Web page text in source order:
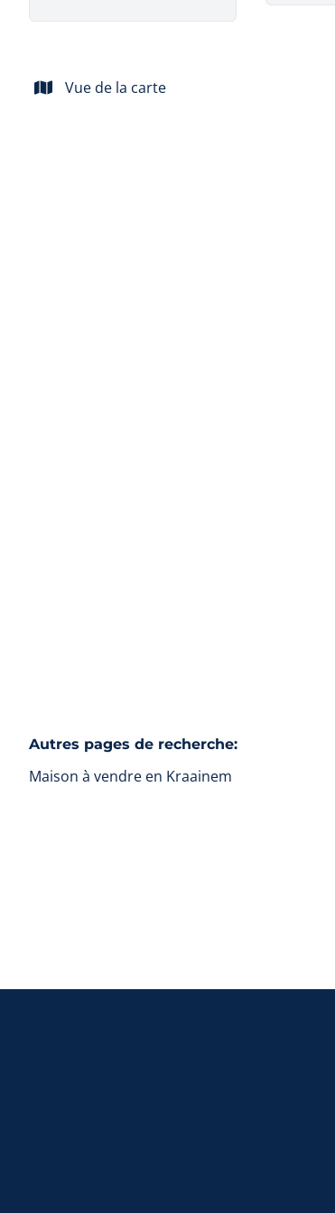
Vue de la carte
Autres pages de recherche:
Maison à vendre en Kraainem